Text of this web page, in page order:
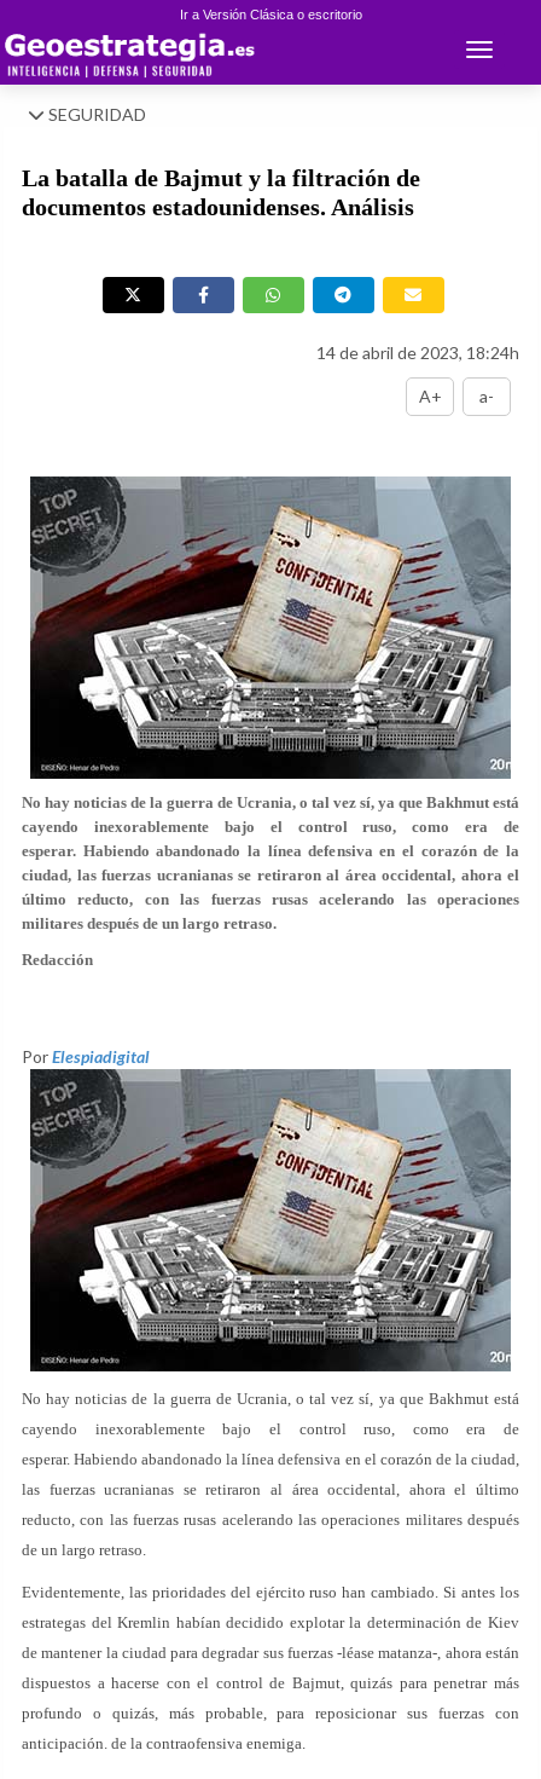
Ir a Versión Clásica o escritorio
Toggle
SEGURIDAD
La batalla de Bajmut y la filtración de
documentos estadounidenses. Análisis
14 de abril de 2023, 18:24h
A+ a-
No hay noticias de la guerra de Ucrania, o tal vez sí, ya que Bakhmut está
cayendo inexorablemente bajo el control ruso, como era de
esperar. Habiendo abandonado la línea defensiva en el corazón de la
ciudad, las fuerzas ucranianas se retiraron al área occidental, ahora el
último reducto, con las fuerzas rusas acelerando las operaciones
militares después de un largo retraso.
Redacción
PorElespiadigital
No hay noticias de la guerra de Ucrania, o tal vez sí, ya que Bakhmut está
cayendo inexorablemente bajo el control ruso, como era de
esperar. Habiendo abandonado la línea defensiva en el corazón de la ciudad,
las fuerzas ucranianas se retiraron al área occidental, ahora el último
reducto, con las fuerzas rusas acelerando las operaciones militares después
de un largo retraso.
Evidentemente, las prioridades del ejército ruso han cambiado. Si antes los
estrategas del Kremlin habían decidido explotar la determinación de Kiev
de mantener la ciudad para degradar sus fuerzas -léase matanza-, ahora están
dispuestos a hacerse con el control de Bajmut, quizás para penetrar más
profundo o quizás, más probable, para reposicionar sus fuerzas con
anticipación. de la contraofensiva enemiga.